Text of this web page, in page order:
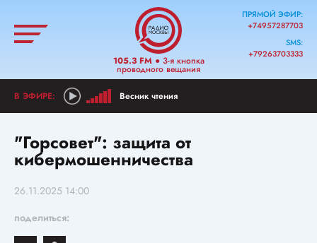
105.3 FM● 3-я кнопка
проводного вещания
ПРЯМОЙ ЭФИР:
+74957287703
SMS:
+79263703333
Весник чтения
"Горсовет": защита от
кибермошенничества
26.11.2025 14:00
поделиться: